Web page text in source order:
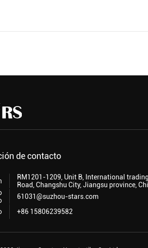
de contacto
RM1201-1209, Unit B, International
Road, Changshu City, Jiangsu province,
61031@suzhou-stars.com
+86 15806239582